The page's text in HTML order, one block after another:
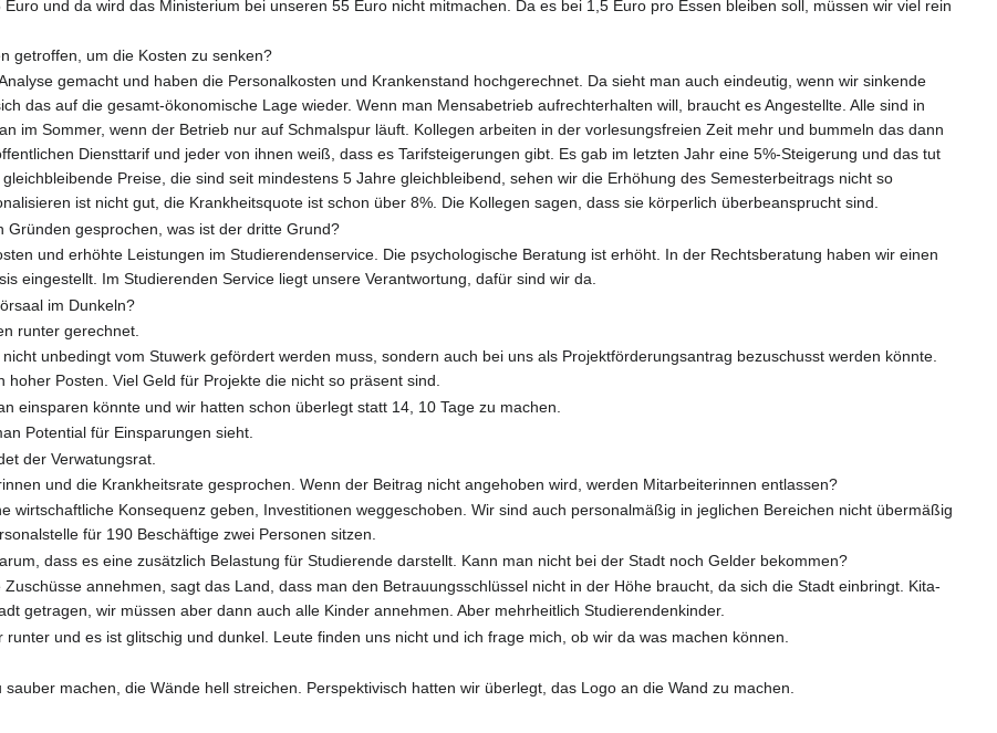
und da wird das Ministerium bei unseren 55 Euro nicht mitmachen. Da es bei 1,5 Euro pro Essen bleiben soll, müssen wir viel rein
getroffen, um die Kosten zu senken?
gemacht und haben die Personalkosten und Krankenstand hochgerechnet. Da sieht man auch eindeutig, wenn wir sinkende
das auf die gesamt-ökonomische Lage wieder. Wenn man Mensabetrieb aufrechterhalten will, braucht es Angestellte. Alle sind in
im Sommer, wenn der Betrieb nur auf Schmalspur läuft. Kollegen arbeiten in der vorlesungsfreien Zeit mehr und bummeln das dann
Diensttarif und jeder von ihnen weiß, dass es Tarifsteigerungen gibt. Es gab im letzten Jahr eine 5%-Steigerung und das tut
Preise, die sind seit mindestens 5 Jahre gleichbleibend, sehen wir die Erhöhung des Semesterbeitrags nicht so
ist nicht gut, die Krankheitsquote ist schon über 8%. Die Kollegen sagen, dass sie körperlich überbeansprucht sind.
Gründen gesprochen, was ist der dritte Grund?
und erhöhte Leistungen im Studierendenservice. Die psychologische Beratung ist erhöht. In der Rechtsberatung haben wir einen
eingestellt. Im Studierenden Service liegt unsere Verantwortung, dafür sind wir da.
im Dunkeln?
runter gerechnet.
unbedingt vom Stuwerk gefördert werden muss, sondern auch bei uns als Projektförderungsantrag bezuschusst werden könnte.
hoher Posten. Viel Geld für Projekte die nicht so präsent sind.
einsparen könnte und wir hatten schon überlegt statt 14, 10 Tage zu machen.
Potential für Einsparungen sieht.
der Verwatungsrat.
und die Krankheitsrate gesprochen. Wenn der Beitrag nicht angehoben wird, werden Mitarbeiterinnen entlassen?
wirtschaftliche Konsequenz geben, Investitionen weggeschoben. Wir sind auch personalmäßig in jeglichen Bereichen nicht übermäßig
für 190 Beschäftige zwei Personen sitzen.
dass es eine zusätzlich Belastung für Studierende darstellt. Kann man nicht bei der Stadt noch Gelder bekommen?
annehmen, sagt das Land, dass man den Betrauungsschlüssel nicht in der Höhe braucht, da sich die Stadt einbringt. Kita-
getragen, wir müssen aber dann auch alle Kinder annehmen. Aber mehrheitlich Studierendenkinder.
und es ist glitschig und dunkel. Leute finden uns nicht und ich frage mich, ob wir da was machen können.
machen, die Wände hell streichen. Perspektivisch hatten wir überlegt, das Logo an die Wand zu machen.